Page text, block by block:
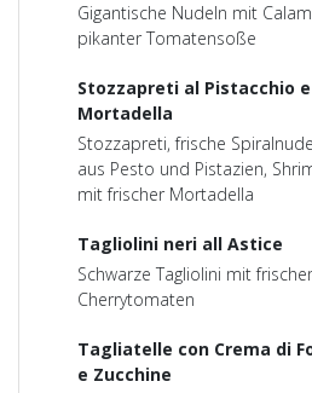
Gigantische Nudeln mit
pikanter Tomatensoße
Stozzapreti al Pistacchio e
Mortadella
Stozzapreti, frische
aus Pesto und Pistazien,
mit frischer Mortadella
Tagliolini neri all Astice
Schwarze Tagliolini mit
Cherrytomaten
Tagliatelle con Crema di
e Zucchine